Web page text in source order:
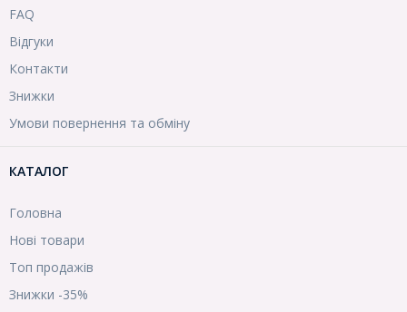
FAQ
Відгуки
Контакти
Знижки
Умови повернення та обміну
КАТАЛОГ
Головна
Нові товари
Топ продажів
Знижки -35%